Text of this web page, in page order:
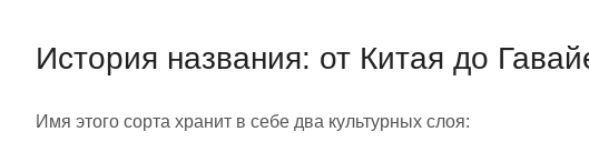
История названия: от Китая до
Имя этого сорта хранит в себе два культурных слоя: